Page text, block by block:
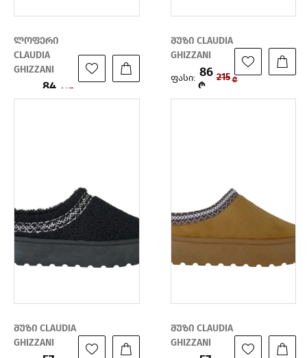
ლოფერი
CLAUDIA
GHIZZANI
84
₾
167
შუზი CLAUDIA
GHIZZANI
ფასი: 86
₾
215 ₾
შუზი CLAUDIA
GHIZZANI
შუზი CLAUDIA
GHIZZANI